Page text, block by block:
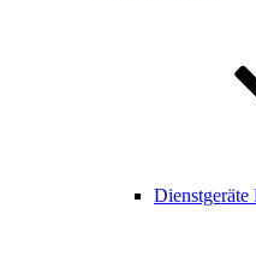
Dienstgeräte